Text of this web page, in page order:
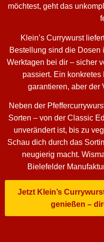
möchtest, geht das
Klein’s Currywurst
Bestellung sind die
Werktagen bei dir – sicher
passiert. Ein
garantieren, aber der
Neben der
Sorten – von der Classic
unverändert ist, bis zu
Schau dich durch das
neugierig macht.
Bielefelder
Jetzt Klein’s
genießen –